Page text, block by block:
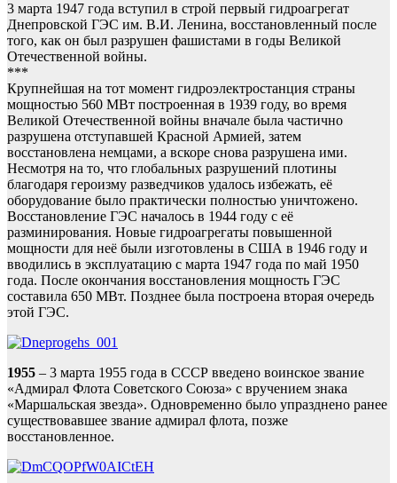
3 марта 1947 года вступил в строй первый гидроагрегат
Днепровской ГЭС им. В.И. Ленина, восстановленный после
того, как он был разрушен фашистами в годы Великой
Отечественной войны.
***
Крупнейшая на тот момент гидроэлектростанция страны
мощностью 560 МВт построенная в 1939 году, во время
Великой Отечественной войны вначале была частично
разрушена отступавшей Красной Армией, затем
восстановлена немцами, а вскоре снова разрушена ими.
Несмотря на то, что глобальных разрушений плотины
благодаря героизму разведчиков удалось избежать, её
оборудование было практически полностью уничтожено.
Восстановление ГЭС началось в 1944 году с её
разминирования. Новые гидроагрегаты повышенной
мощности для неё были изготовлены в США в 1946 году и
вводились в эксплуатацию с марта 1947 года по май 1950
года. После окончания восстановления мощность ГЭС
составила 650 МВт. Позднее была построена вторая очередь
этой ГЭС.
1955 – 3 марта 1955 года в СССР введено воинское звание
«Адмирал Флота Советского Союза» с вручением знака
«Маршальская звезда». Одновременно было упразднено ранее
существовавшее звание адмирал флота, позже
восстановленное.